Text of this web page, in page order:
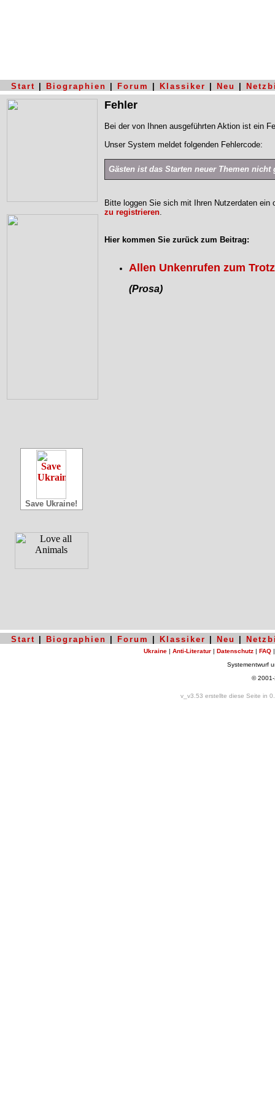
Start Biographien Forum Klassiker Neu
Save Ukraine!
Fehler
Bei der von Ihnen ausgeführten Aktion ist ein
Unser System meldet folgenden Fehlercode:
Gästen ist das Starten neuer Themen nicht
Bitte loggen Sie sich mit Ihren Nutzerdaten
zu registrieren.
Hier kommen Sie zurück zum Beitrag:
Allen Unkenrufen zum
(Prosa)
Start Biographien Forum Klassiker Neu
Ukraine | Anti-Literatur | Datenschutz | FAQ
Systementwurf
©
v_v3.53 erstellte diese Seite in